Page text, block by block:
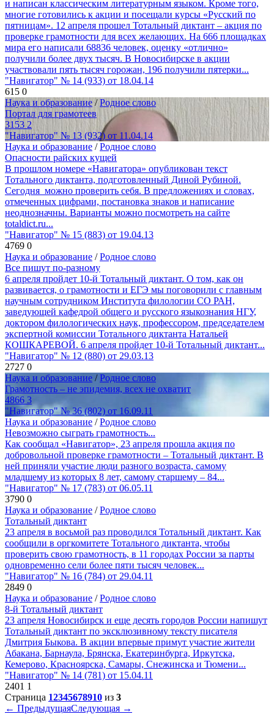
и написан классическим литературным языком. Кроме того,
многие готовились к акции и посещали курсы «Русский по
пятницам». 12 апреля прошел Тотальный диктант – акция по
проверке грамотности для всех желающих. На 666 площадках
мира его написали 68836 человек, оценку «отлично»
получили более двух тысяч. В Новосибирске в акции
участвовали пять тысяч горожан, 196 получили пятерки...
"Навигатор" № 14 (933) от 18.04.14
615 0
Наука и образование/Родное слово
Портал для грамотеев
3153 2
"Навигатор" № 13 (932) от 11.04.14
Наука и образование /Родное слово
Опасности райских кущей
В прошлом номере «Навигатора» опубликован текст
Тотального диктанта, подготовленный Диной Рубиной.
Сегодня можно проверить себя. В предложениях и словах,
отмеченных цифрами, постановка знаков и написание
неоднозначны. Варианты можно посмотреть на сайте
totaldict.ru...
"Навигатор" № 15 (883) от 19.04.13
4769 0
Наука и образование /Родное слово
Все пишут по-разному
6 апреля пройдет 10-й Тотальный диктант. О том, как он
развивается, о грамотности и ЕГЭ мы поговорили с главным
научным сотрудником Института филологии СО РАН,
заведующей кафедрой общего и русского языкознания НГУ,
доктором филологических наук, профессором, председателем
экспертной комиссии Тотального диктанта Натальей
КОШКАРЕВОЙ. 6 апреля пройдет 10-й Тотальный диктант...
"Навигатор" № 12 (880) от 29.03.13
2727 0
Наука и образование /Родное слово
Грамотность – не эпидемия, всех не охватит
4866 3
"Навигатор" № 36 (802) от 16.09.11
Наука и образование /Родное слово
Невозможно сыграть грамотность...
Как сообщал «Навигатор», 23 апреля прошла акция по
добровольной проверке грамотности – Тотальный диктант. В
ней приняли участие люди разного возраста, самому
младшему из которых 8 лет, самому старшему – 84...
"Навигатор" № 17 (783) от 06.05.11
3790 0
Наука и образование /Родное слово
Тотальный диктант
23 апреля в восьмой раз проводился Тотальный диктант. Как
сообщили в оргкомитете Тотального диктанта, чтобы
проверить свою грамотность, в 11 городах России за парты
одновременно сели более пяти тысяч человек...
"Навигатор" № 16 (784) от 29.04.11
2849 0
Наука и образование /Родное слово
8-й Тотальный диктант
23 апреля Новосибирск и еще десять городов России напишут
Тотальный диктант по эксклюзивному тексту писателя
Дмитрия Быкова. В акции впервые примут участие жители
Абакана, Барнаула, Брянска, Екатеринбурга, Иркутска,
Кемерово, Красноярска, Самары, Снежинска и Тюмени...
"Навигатор" № 14 (781) от 15.04.11
2401 1
Страница 12345678910 из 3
← ПредыдущаяСледующая →